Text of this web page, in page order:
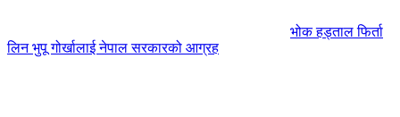
भोक हड्ताल फिर्ता
लिन भुपू गोर्खालाई नेपाल सरकारको आग्रह